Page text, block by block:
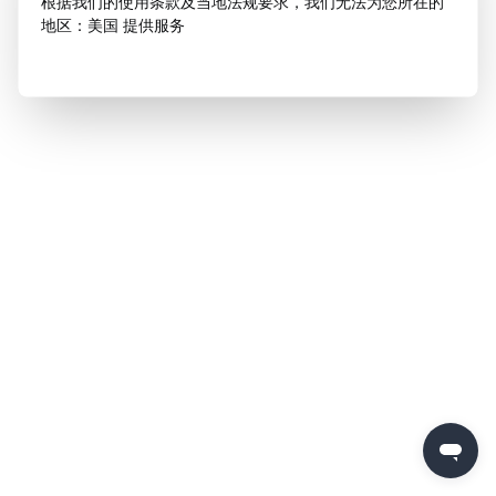
地区：美国 提供服务